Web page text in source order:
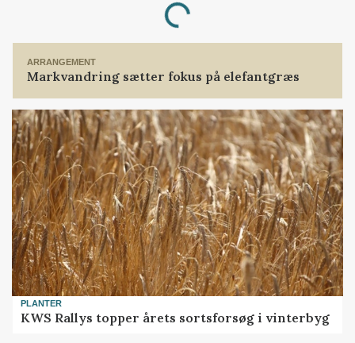
Loading...
ARRANGEMENT
Markvandring sætter fokus på elefantgræs
PLANTER
KWS Rallys topper årets sortsforsøg i vinterbyg